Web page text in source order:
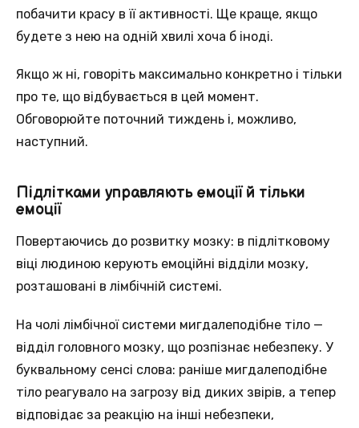
побачити красу в її активності. Ще краще, якщо
будете з нею на одній хвилі хоча б іноді.
Якщо ж ні, говоріть максимально конкретно і тільки
про те, що відбувається в цей момент.
Обговорюйте поточний тиждень і, можливо,
наступний.
Підлітками управляють емоції й тільки
емоції
Повертаючись до розвитку мозку: в підлітковому
віці людиною керують емоційні відділи мозку,
розташовані в лімбічній системі.
На чолі лімбічної системи мигдалеподібне тіло —
відділ головного мозку, що розпізнає небезпеку. У
буквальному сенсі слова: раніше мигдалеподібне
тіло реагувало на загрозу від диких звірів, а тепер
відповідає за реакцію на інші небезпеки,